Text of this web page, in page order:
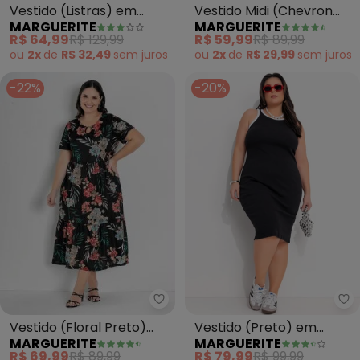
Vestido (Listras) em
Malha Jacquard Plus Size
MARGUERITE
R$ 64,99R$ 129,99
ou 2x de R$ 32,49 sem juros
Vestido Midi (Chevron
Preto) com Babados Plus
Size
MARGUERITE
R$ 59,99R$ 89,99
ou 2x de R$ 29,99 sem juros
-22%
Marguerite - Vestido (Floral
Vestido (Floral Preto)
com Franzidos Plus Size
MARGUERITE
R$ 69,99R$ 89,99
-20%
Vestido (Preto) em
Canelado
MARGUERITE